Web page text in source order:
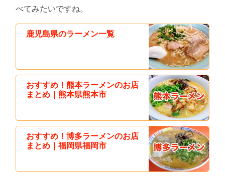
べてみたいですね。
鹿児島県のラーメン一覧
おすすめ！熊本ラーメンのお店
まとめ｜熊本県熊本市
おすすめ！博多ラーメンのお店
まとめ｜福岡県福岡市